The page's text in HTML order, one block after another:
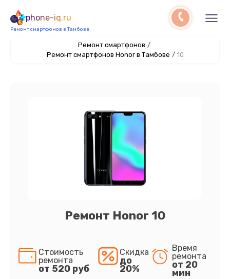
phone-iq.ru
Ремонт смартфонов в Тамбове
Ремонт смартфонов /
Ремонт смартфонов Honor в Тамбове / 10
Ремонт Honor 10
Стоимость
ремонта
от 520 руб
Скидка
до
20%
Время
ремонта
от 20
мин